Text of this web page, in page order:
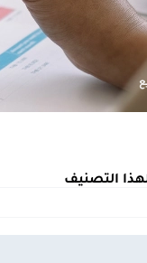
لهذا التصنيف